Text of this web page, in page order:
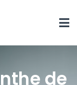
de